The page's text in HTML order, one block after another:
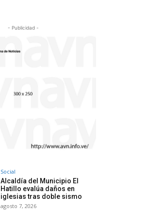
- Publicidad -
Social
Alcaldía del Municipio El
Hatillo evalúa daños en
iglesias tras doble sismo
agosto 7, 2026